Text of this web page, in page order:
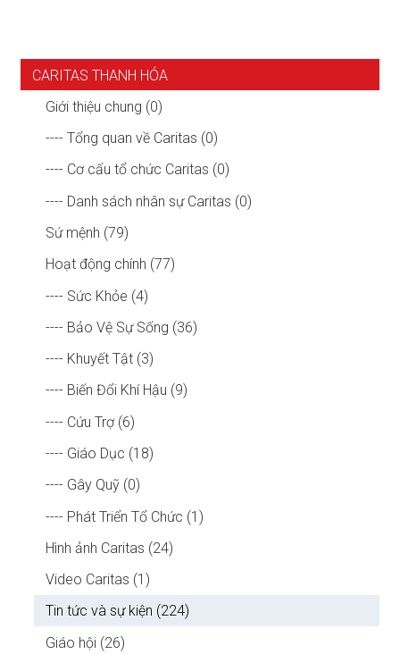
CARITAS THANH HÓA
Giới thiệu chung (0)
---- Tổng quan về Caritas (0)
---- Cơ cấu tổ chức Caritas (0)
---- Danh sách nhân sự Caritas (0)
Sứ mệnh (79)
Hoạt động chính (77)
---- Sức Khỏe (4)
---- Bảo Vệ Sự Sống (36)
---- Khuyết Tật (3)
---- Biến Đổi Khí Hậu (9)
---- Cứu Trợ (6)
---- Giáo Dục (18)
---- Gây Quỹ (0)
---- Phát Triển Tổ Chức (1)
Hình ảnh Caritas (24)
Video Caritas (1)
Tin tức và sự kiện (224)
Giáo hội (26)